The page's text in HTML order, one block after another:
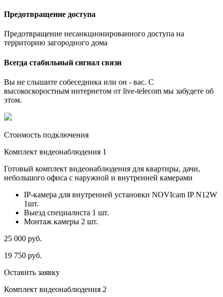
Предотвращение доступа
Предотвращение несанкционированного доступа на
территорию загородного дома
Всегда стабильный сигнал связи
Вы не слышите собеседника или он - вас. С
высокоскоростным интернетом от live-telecom мы забудете об
этом.
Стоимость подключения
Комплект видеонаблюдения 1
Готовый комплект видеонаблюдения для квартиры, дачи,
небольшого офиса с наружной и внутренней камерами
IP-камера для внутренней установки NOVIcam IP N12W
1шт.
Выезд специалиста 1 шт.
Монтаж камеры 2 шт.
25 000 руб.
19 750 руб.
Оставить заявку
Комплект видеонаблюдения 2